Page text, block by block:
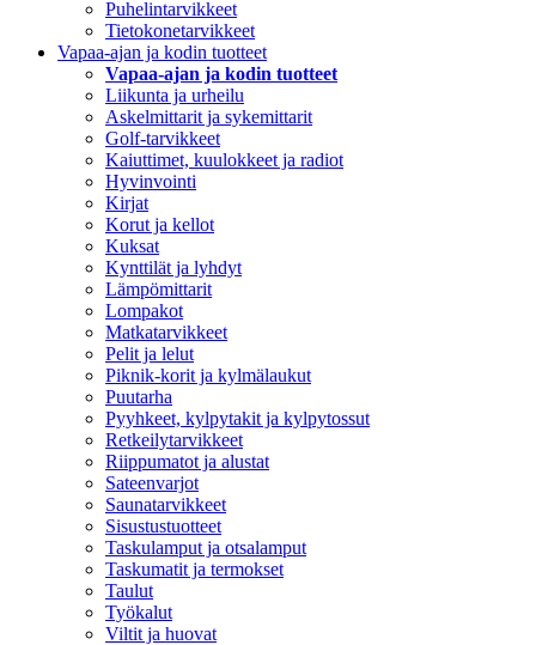
Puhelintarvikkeet
Tietokonetarvikkeet
Vapaa-ajan ja kodin tuotteet
Vapaa-ajan ja kodin tuotteet
Liikunta ja urheilu
Askelmittarit ja sykemittarit
Golf-tarvikkeet
Kaiuttimet, kuulokkeet ja radiot
Hyvinvointi
Kirjat
Korut ja kellot
Kuksat
Kynttilät ja lyhdyt
Lämpömittarit
Lompakot
Matkatarvikkeet
Pelit ja lelut
Piknik-korit ja kylmälaukut
Puutarha
Pyyhkeet, kylpytakit ja kylpytossut
Retkeilytarvikkeet
Riippumatot ja alustat
Sateenvarjot
Saunatarvikkeet
Sisustustuotteet
Taskulamput ja otsalamput
Taskumatit ja termokset
Taulut
Työkalut
Viltit ja huovat